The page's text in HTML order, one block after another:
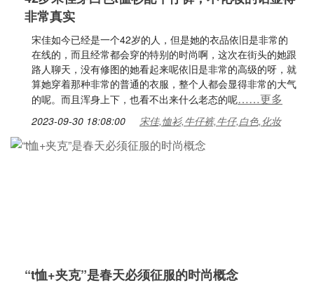
非常真实
宋佳如今已经是一个42岁的人，但是她的衣品依旧是非常的
在线的，而且经常都会穿的特别的时尚啊，这次在街头的她跟
路人聊天，没有修图的她看起来呢依旧是非常的高级的呀，就
算她穿着那种非常的普通的衣服，整个人都会显得非常的大气
的呢。而且浑身上下，也看不出来什么老态的呢……更多
2023-09-30 18:08:00 宋佳,恤衫,牛仔裤,牛仔,白色,化妆
“t恤+夹克”是春天必须征服的时尚概念